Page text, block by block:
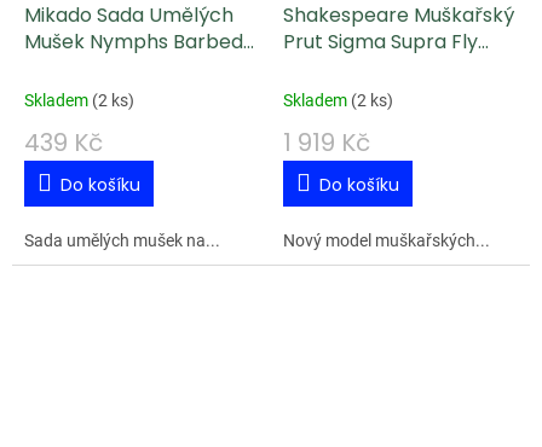
Mikado Sada Umělých
Mušek Nymphs Barbed
Skladem (2 ks)
439 Kč
Do košíku
Sada umělých mušek na...
Shakespeare Muškařský
Prut Sigma Supra Fly
Skladem (2 ks)
1 919 Kč
Do košíku
Nový model muškařských...